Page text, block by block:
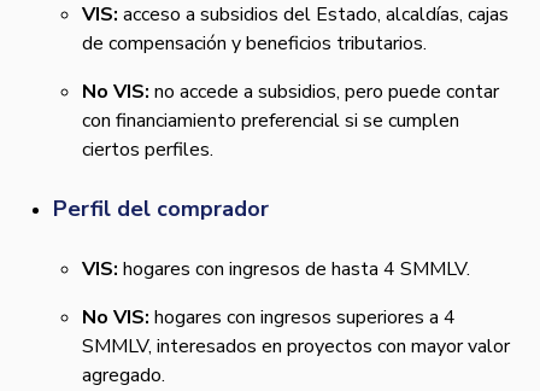
VIS: acceso a subsidios del Estado, alcaldías, cajas
de compensación y beneficios tributarios.
No VIS: no accede a subsidios, pero puede contar
con financiamiento preferencial si se cumplen
ciertos perfiles.
Perfil del comprador
VIS: hogares con ingresos de hasta 4 SMMLV.
No VIS: hogares con ingresos superiores a 4
SMMLV, interesados en proyectos con mayor valor
agregado.